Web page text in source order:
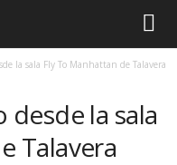
la sala Fly To Manhattan de Talavera
la sala
Talavera